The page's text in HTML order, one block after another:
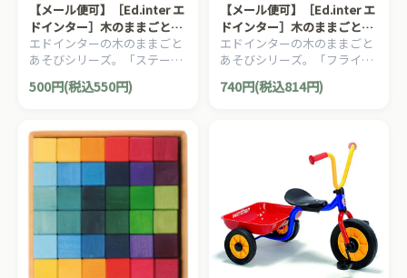
【メール便可】［Ed.inter エ
ドインター］木のままごとあ
そび ステーキ
エドインターの木のままごと
あそびシリーズ。「ステー
キ」です。
500円(税込550円)
【メール便可】［Ed.inter エ
ドインター］木のままごとあ
そび New フライパン
エドインターの木のままごと
あそびシリーズ。「フライパ
ン」です。
740円(税込814円)